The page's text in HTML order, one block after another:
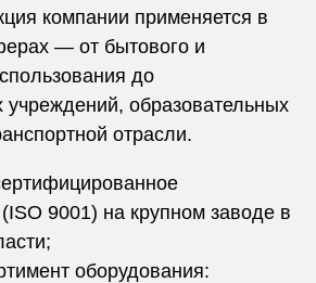
компании применяется в
— от бытового и
до
учреждений, образовательных
отрасли.
9001) на крупном заводе в
оборудования: